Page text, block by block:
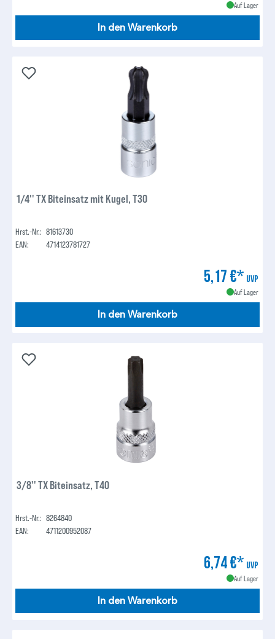
Auf Lager
In den Warenkorb
1/4'' TX Biteinsatz mit Kugel, T30
Hrst.-Nr.: 81613730
EAN:
4714123781727
5,17 €* UVP
Auf Lager
In den Warenkorb
3/8'' TX Biteinsatz, T40
Hrst.-Nr.: 8264840
EAN:
4711200952087
6,74 €* UVP
Auf Lager
In den Warenkorb